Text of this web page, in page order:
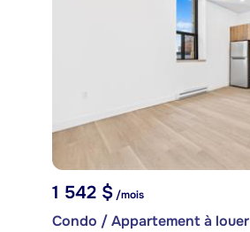
1 542 $/mois
Condo / Appartement à louer